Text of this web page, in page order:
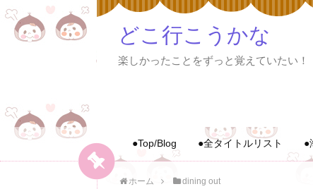
どこ行こうかな
楽しかったことをずっと覚えていたい！
●Top/Blog ●全タイトルリスト ●
ホーム dining out